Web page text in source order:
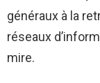
généraux à la
réseaux
mire.